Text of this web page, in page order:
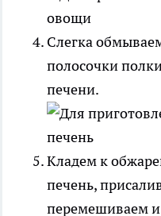
Слегка
полосочки
печени.
Кладем к
печень,
перемешиваем и